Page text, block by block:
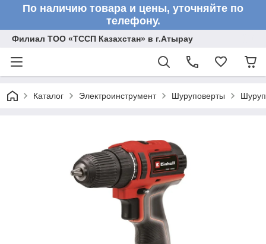
По наличию товара и цены, уточняйте по
телефону.
Филиал ТОО «ТССП Казахстан» в г.Атырау
Каталог Электроинструмент Шуруповерты